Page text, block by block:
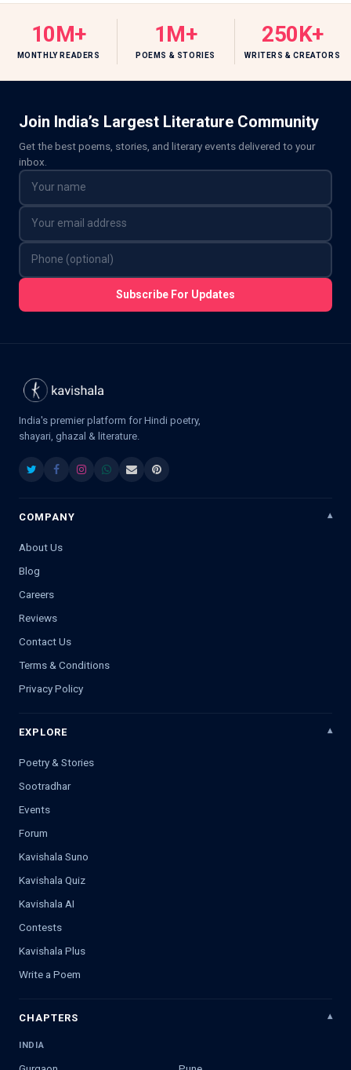
10M+
MONTHLY READERS
1M+
POEMS & STORIES
250K+
WRITERS & CREATORS
Join India’s Largest Literature Community
Get the best poems, stories, and literary events delivered to your
inbox.
Subscribe For Updates
India's premier platform for Hindi poetry,
shayari, ghazal & literature.
COMPANY
About Us
Blog
Careers
Reviews
Contact Us
Terms & Conditions
Privacy Policy
EXPLORE
Poetry & Stories
Sootradhar
Events
Forum
Kavishala Suno
Kavishala Quiz
Kavishala AI
Contests
Kavishala Plus
Write a Poem
CHAPTERS
INDIA